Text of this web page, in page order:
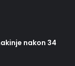
nakon 34